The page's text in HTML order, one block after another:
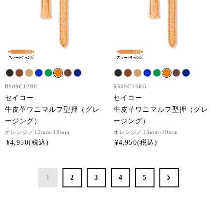
RS09C12RG
セイコー
牛皮革ワニマルフ型押（グレ
ージング）
オレンジ ／12mm-10mm
¥4,950
RS09C13RG
セイコー
牛皮革ワニマルフ型押（グレ
ージング）
オレンジ ／13mm-10mm
¥4,950
1 2 3 4 5